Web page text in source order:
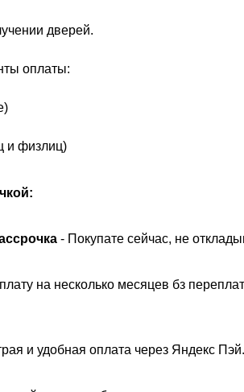
дверей.
оплаты:
и физлиц)
- Покупате сейчас, не
на несколько месяцев бз
и удобная оплата через Яндекс Пэй.